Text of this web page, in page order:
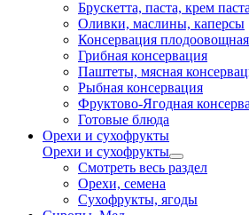
Брускетта, паста, крем паста
Оливки, маслины, каперсы
Консервация плодоовощная
Грибная консервация
Паштеты, мясная
Рыбная консервация
Фруктово-Ягодная
Готовые блюда
Орехи и сухофрукты
Орехи и сухофрукты
Смотреть весь раздел
Орехи, семена
Сухофрукты, ягоды